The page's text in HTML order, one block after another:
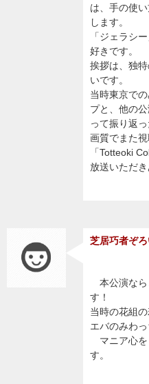
は、手の使
します。
「ジェラシ
好きです。
挨拶は、独
いです。
当時東京で
プと、他の
って振り返
画質でまた視
「Totteoki
放送いただき
芝居巧者ぞろ
本公演なら
す！
当時の花組
エバのみわ
マニア心を
す。